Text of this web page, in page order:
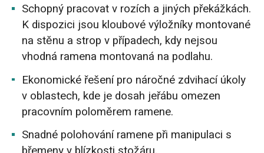
Schopný pracovat v rozích a jiných překážkách.
K dispozici jsou kloubové výložníky montované
na stěnu a strop v případech, kdy nejsou
vhodná ramena montovaná na podlahu.
Ekonomické řešení pro náročné zdvihací úkoly
v oblastech, kde je dosah jeřábu omezen
pracovním poloměrem ramene.
Snadné polohování ramene při manipulaci s